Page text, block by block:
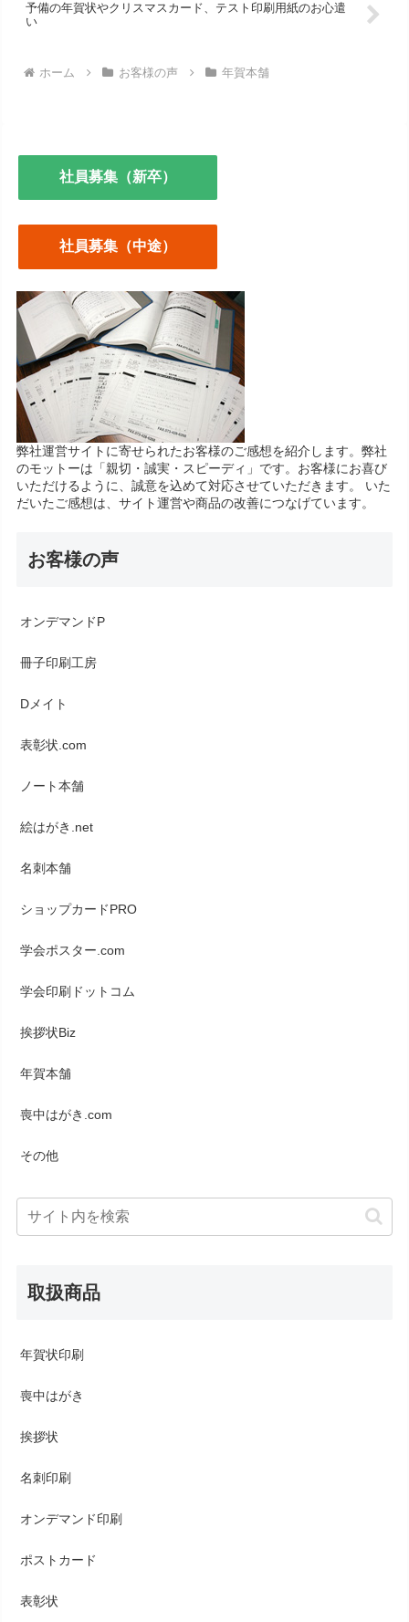
予備の年賀状やクリスマスカード、テスト印刷用紙のお心遣
い
ホーム お客様の声 年賀本舗
社員募集（新卒）
社員募集（中途）
弊社運営サイトに寄せられたお客様のご感想を紹介します。弊社
のモットーは「親切・誠実・スピーディ」です。お客様にお喜び
いただけるように、誠意を込めて対応させていただきます。 いた
だいたご感想は、サイト運営や商品の改善につなげています。
お客様の声
オンデマンドP
冊子印刷工房
Dメイト
表彰状.com
ノート本舗
絵はがき.net
名刺本舗
ショップカードPRO
学会ポスター.com
学会印刷ドットコム
挨拶状Biz
年賀本舗
喪中はがき.com
その他
取扱商品
年賀状印刷
喪中はがき
挨拶状
名刺印刷
オンデマンド印刷
ポストカード
表彰状